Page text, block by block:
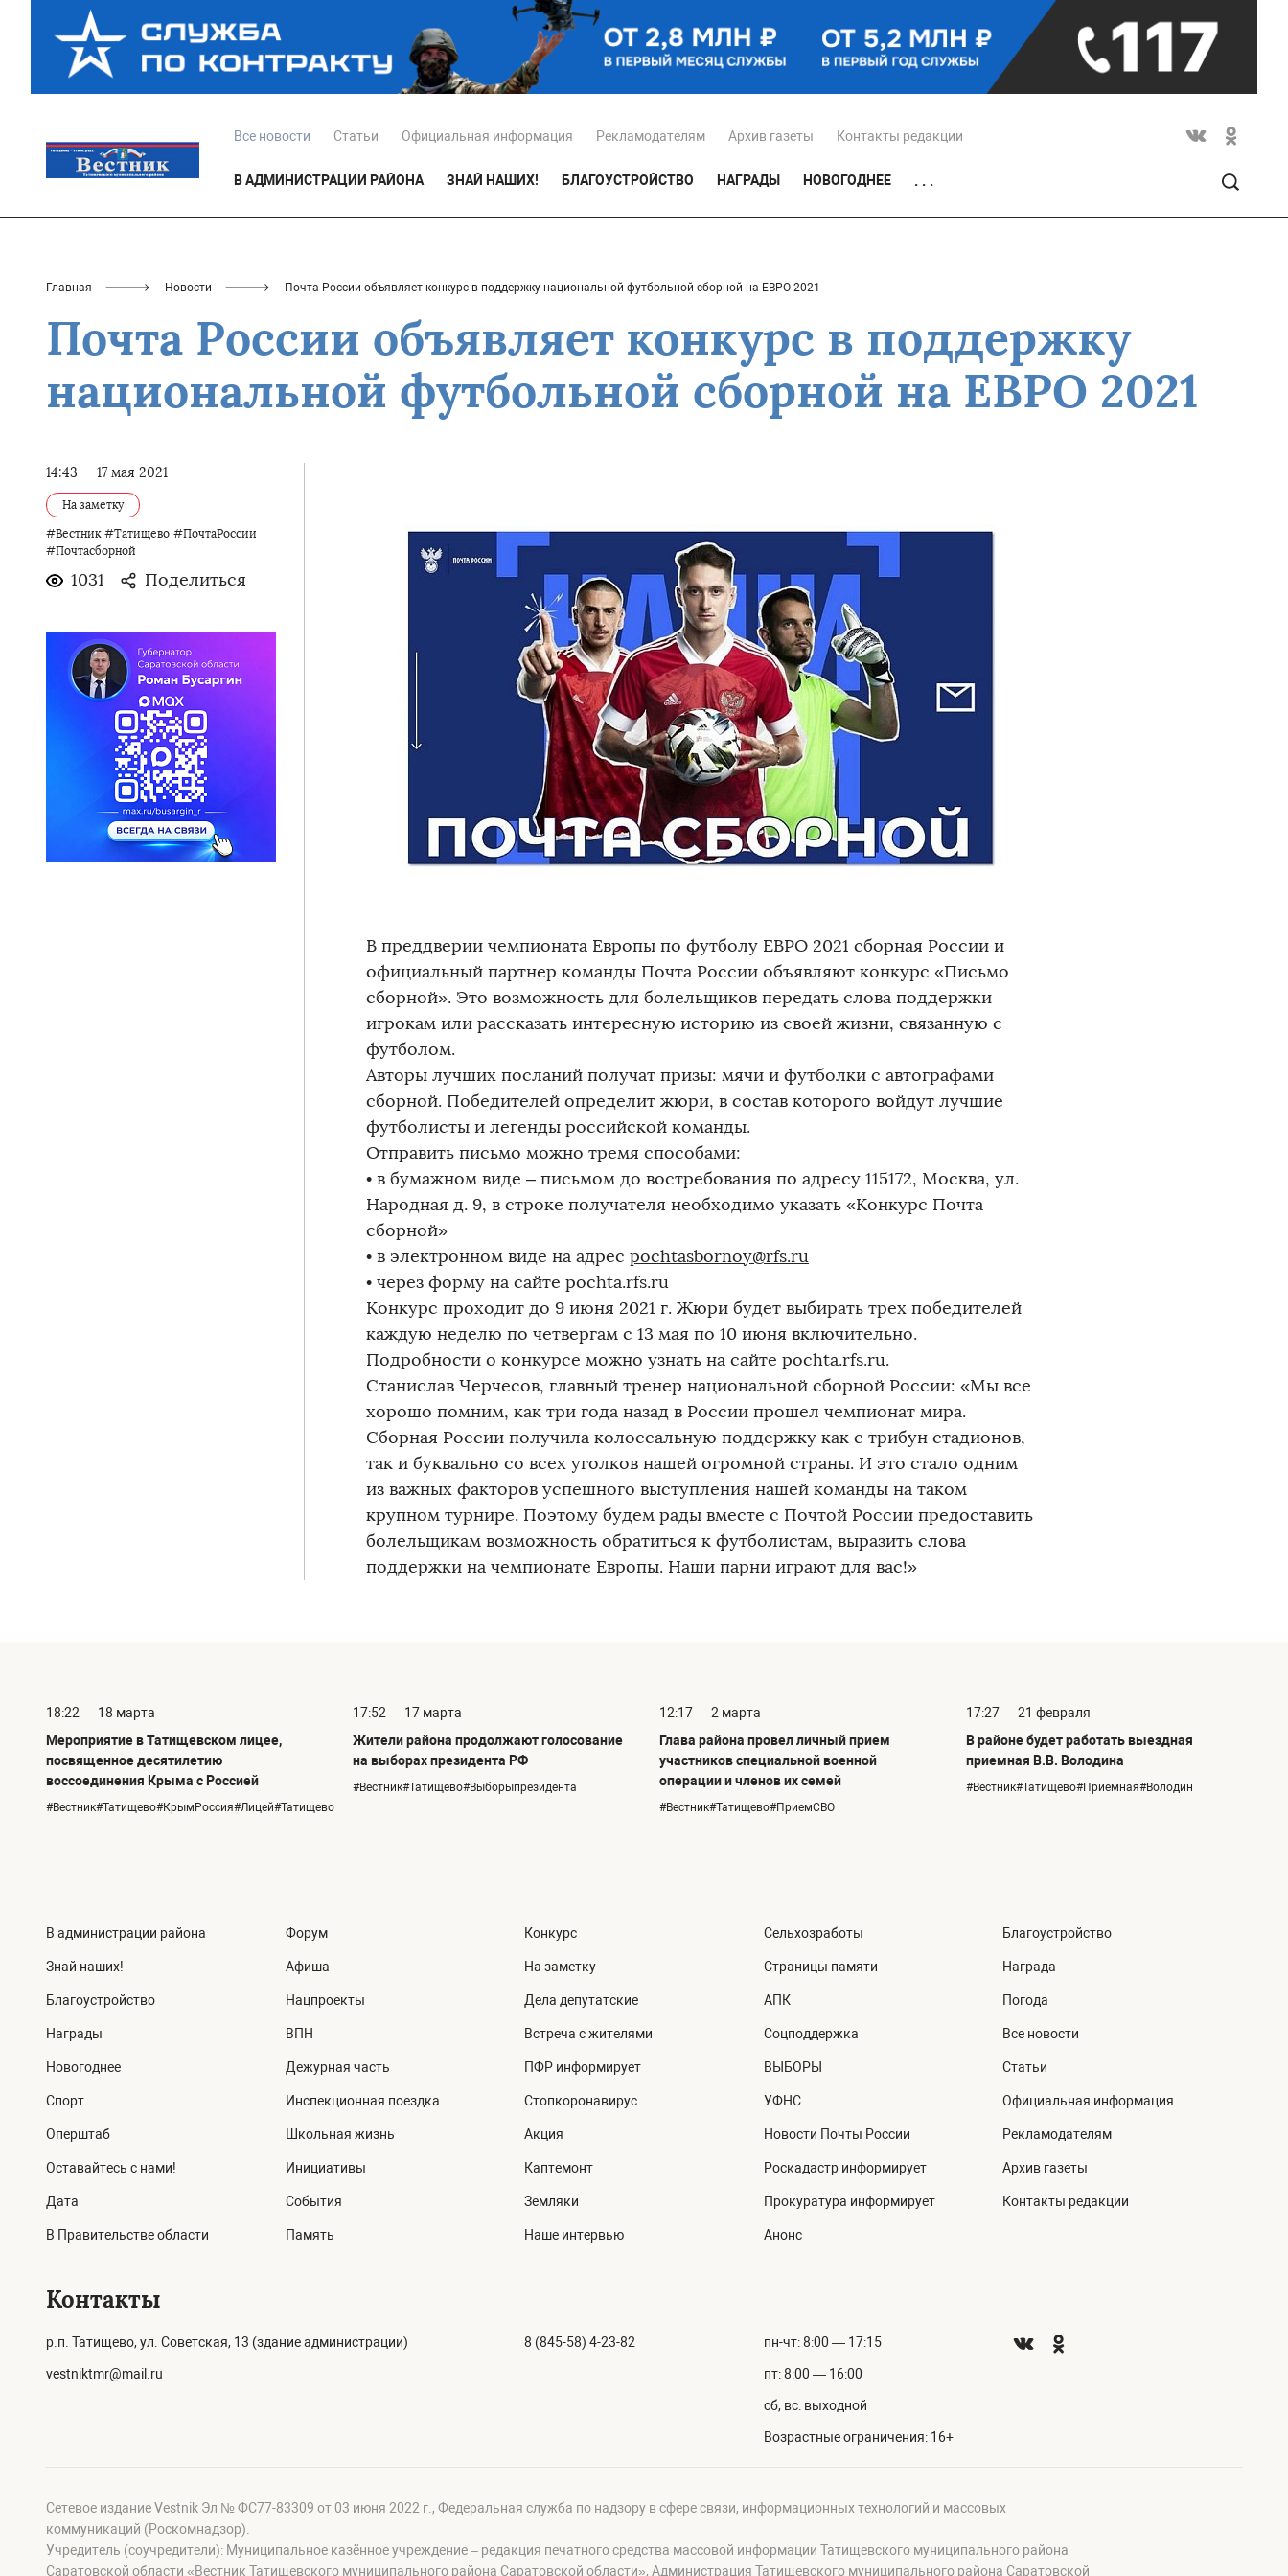
Все новости Статьи Официальная информация Рекламодателям Архив газеты Контакты редакции
В АДМИНИСТРАЦИИ РАЙОНА ЗНАЙ НАШИХ! БЛАГОУСТРОЙСТВО НАГРАДЫ НОВОГОДНЕЕ . . .
Главная Новости Почта России объявляет конкурс в поддержку национальной футбольной сборной на ЕВРО 2021
Почта России объявляет конкурс в поддержку
национальной футбольной сборной на ЕВРО 2021
14:43 17 мая 2021
На заметку
#Вестник #Татищево #ПочтаРоссии
#Почтасборной
1031 Поделиться
В преддверии чемпионата Европы по футболу ЕВРО 2021 cборная России и
официальный партнер команды Почта России объявляют конкурс «Письмо
сборной». Это возможность для болельщиков передать слова поддержки
игрокам или рассказать интересную историю из своей жизни, связанную с
футболом.
Авторы лучших посланий получат призы: мячи и футболки с автографами
сборной. Победителей определит жюри, в состав которого войдут лучшие
футболисты и легенды российской команды.
Отправить письмо можно тремя способами:
• в бумажном виде – письмом до востребования по адресу 115172, Москва, ул.
Народная д. 9, в строке получателя необходимо указать «Конкурс Почта
сборной»
• в электронном виде на адрес pochtasbornoy@rfs.ru
• через форму на сайте pochta.rfs.ru
Конкурс проходит до 9 июня 2021 г. Жюри будет выбирать трех победителей
каждую неделю по четвергам с 13 мая по 10 июня включительно.
Подробности о конкурсе можно узнать на сайте pochta.rfs.ru.
Станислав Черчесов, главный тренер национальной сборной России: «Мы все
хорошо помним, как три года назад в России прошел чемпионат мира.
Сборная России получила колоссальную поддержку как с трибун стадионов,
так и буквально со всех уголков нашей огромной страны. И это стало одним
из важных факторов успешного выступления нашей команды на таком
крупном турнире. Поэтому будем рады вместе с Почтой России предоставить
болельщикам возможность обратиться к футболистам, выразить слова
поддержки на чемпионате Европы. Наши парни играют для вас!»
18:22
18 марта
Мероприятие в Татищевском лицее,
посвященное десятилетию
воссоединения Крыма с Россией
#Вестник#Татищево#КрымРоссия#Лицей#Татищево
17:52
17 марта
Жители района продолжают голосование
на выборах президента РФ
#Вестник#Татищево#Выборыпрезидента
12:17
2 марта
Глава района провел личный прием
участников специальной военной
операции и членов их семей
#Вестник#Татищево#ПриемСВО
17:27
21 февраля
В районе будет работать выездная
приемная В.В. Володина
#Вестник#Татищево#Приемная#Володин
В администрации района
Знай наших!
Благоустройство
Награды
Новогоднее
Спорт
Оперштаб
Оставайтесь с нами!
Дата
В Правительстве области
Форум
Афиша
Нацпроекты
ВПН
Дежурная часть
Инспекционная поездка
Школьная жизнь
Инициативы
События
Память
Конкурс
На заметку
Дела депутатские
Встреча с жителями
ПФР информирует
Стопкоронавирус
Акция
Каптемонт
Земляки
Наше интервью
Сельхозработы
Страницы памяти
АПК
Соцподдержка
ВЫБОРЫ
УФНС
Новости Почты России
Роскадастр информирует
Прокуратура информирует
Анонс
Благоустройство
Награда
Погода
Все новости
Статьи
Официальная информация
Рекламодателям
Архив газеты
Контакты редакции
Контакты
р.п. Татищево, ул. Советская, 13 (здание администрации)
vestniktmr@mail.ru
8 (845-58) 4-23-82 пн-чт: 8:00 — 17:15
пт: 8:00 — 16:00
сб, вс: выходной
Возрастные ограничения: 16+
Сетевое издание Vestnik Эл № ФС77-83309 от 03 июня 2022 г., Федеральная служба по надзору в сфере связи, информационных технологий и массовых
коммуникаций (Роскомнадзор).
Учредитель (соучредители): Муниципальное казённое учреждение – редакция печатного средства массовой информации Татищевского муниципального района
Саратовской области «Вестник Татищевского муниципального района Саратовской области», Администрация Татищевского муниципального района Саратовской